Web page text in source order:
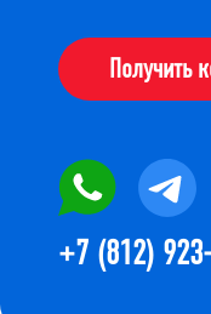
Получить
+7 (812)